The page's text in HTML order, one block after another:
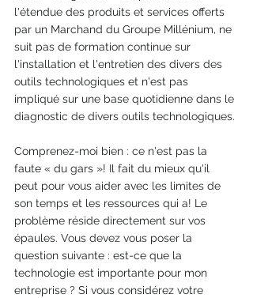
l'étendue des produits et services offerts
par un Marchand du Groupe Millénium, ne
suit pas de formation continue sur
l'installation et l'entretien des divers des
outils technologiques et n'est pas
impliqué sur une base quotidienne dans le
diagnostic de divers outils technologiques.
Comprenez-moi bien : ce n'est pas la
faute « du gars »! Il fait du mieux qu'il
peut pour vous aider avec les limites de
son temps et les ressources qui a! Le
problème réside directement sur vos
épaules. Vous devez vous poser la
question suivante : est-ce que la
technologie est importante pour mon
entreprise ? Si vous considérez votre